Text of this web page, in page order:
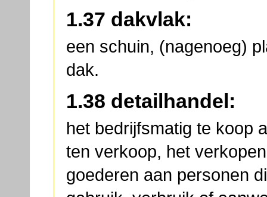
1.37 dakvlak:
een schuin, (nagenoeg)
dak.
1.38 detailhandel:
het bedrijfsmatig te koop
ten verkoop, het
goederen aan personen